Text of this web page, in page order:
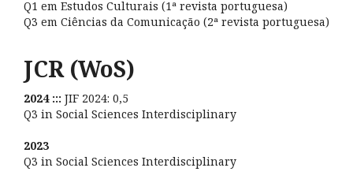
Q1 em Estudos Culturais (1ª revista portuguesa)
Q3 em Ciências da Comunicação (2ª revista portuguesa)
JCR (WoS)
2024 ::: JIF 2024: 0,5
Q3 in Social Sciences Interdisciplinary
2023
Q3 in Social Sciences Interdisciplinary